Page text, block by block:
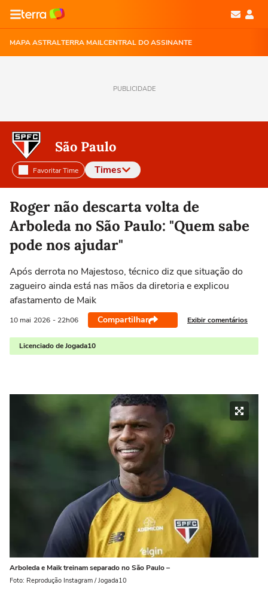
MAPA ASTRALTERRA MAILCENTRAL DO ASSINANTE
PUBLICIDADE
São Paulo
Favoritar Time Times
Selecione o time para ver as notícias
Roger não descarta volta de
Arboleda no São Paulo: "Quem sabe
pode nos ajudar"
Após derrota no Majestoso, técnico diz que situação do
zagueiro ainda está nas mãos da diretoria e explicou
afastamento de Maik
10 mai 2026 - 22h06 Compartilhar Exibir comentários
Licenciado de Jogada10
Arboleda e Maik treinam separado no São Paulo –
Foto: Reprodução Instagram / Jogada10